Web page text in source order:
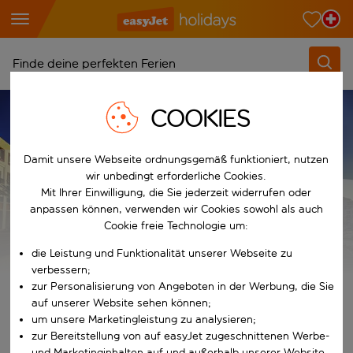
Finde deine perfekten Ferien
Beginne mit der Eingabe für die automatische
Wähle deine Flughäfen
Beginne mit der Eingabe für die automatische
Reiseziele finden
Nach
W&auml;hle ein Ab- und R&uuml;ckflugdatum aus.
Wähle deine Reisedaten
Wann
Wer
Suchen
FERIENARTEN
ALL INCLUSIVE FERIEN
All inclusive Ferien in Marokko
All inclusive Ferien in
Marokko
Deals für All inclusive Ferien anzeigen
COOKIES
Damit unsere Webseite ordnungsgemäß funktioniert, nutzen
wir unbedingt erforderliche Cookies.
Mit Ihrer Einwilligung, die Sie jederzeit widerrufen oder
anpassen können, verwenden wir Cookies sowohl als auch
Cookie freie Technologie um:
die Leistung und Funktionalität unserer Webseite zu
verbessern;
zur Personalisierung von Angeboten in der Werbung, die Sie
auf unserer Website sehen können;
um unsere Marketingleistung zu analysieren;
zur Bereitstellung von auf easyJet zugeschnittenen Werbe-